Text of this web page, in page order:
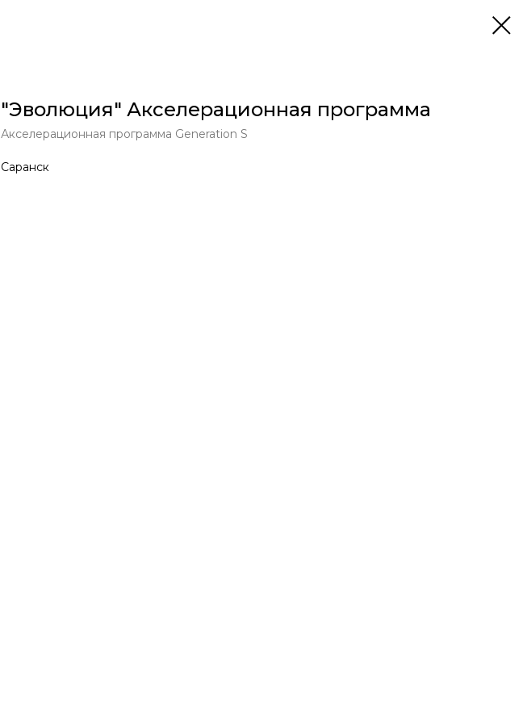
"Эволюция" Акселерационная программа
Акселерационная программа Generation S
Саранск